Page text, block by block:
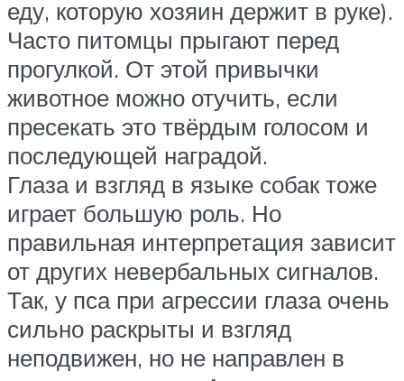
еду, которую хозяин держит в руке).
Часто питомцы прыгают перед
прогулкой. От этой привычки
животное можно отучить, если
пресекать это твёрдым голосом и
последующей наградой.
Глаза и взгляд в языке собак тоже
играет большую роль. Но
правильная интерпретация зависит
от других невербальных сигналов.
Так, у пса при агрессии глаза очень
сильно раскрыты и взгляд
неподвижен, но не направлен в